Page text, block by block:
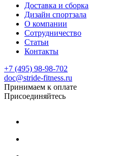
Доставка и сборка
Дизайн спортзала
О компании
Сотрудничество
Статьи
Контакты
+7 (495) 98-98-702
doc@stride-fitness.ru
Принимаем к оплате
Присоединяйтесь